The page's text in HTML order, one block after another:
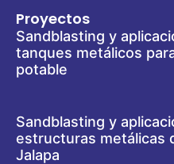
Proyectos
Sandblasting y
tanques metálicos
potable
Sandblasting y
estructuras metálicas
Jalapa